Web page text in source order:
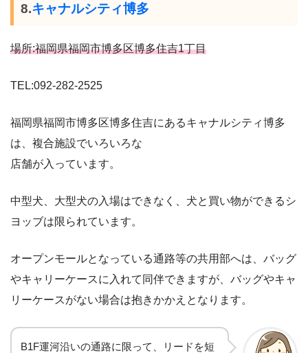
8.キャナルシティ博多
場所:福岡県福岡市博多区博多住吉1丁目
TEL:092-282-2525
福岡県福岡市博多区博多住吉にあるキャナルシティ博多
は、複合施設でいろいろな
店舗が入っています。
中型犬、大型犬の入場はできなく、犬と買い物ができるシ
ヨッブは限られています。
オープンモールとなっている通路等の共用部へは、バッグ
やキャリーケースに入れて同伴できますが、バッグやキャ
リーケースがない場合は抱きかかえとなります。
B1F運河沿いの通路に限って、リードを短